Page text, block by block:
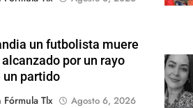
un futbolista muere
por un rayo
un partido
Fórmula Tlx
Agosto 6, 2026